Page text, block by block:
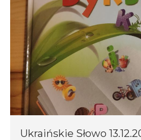
Ukraińskie Słowo